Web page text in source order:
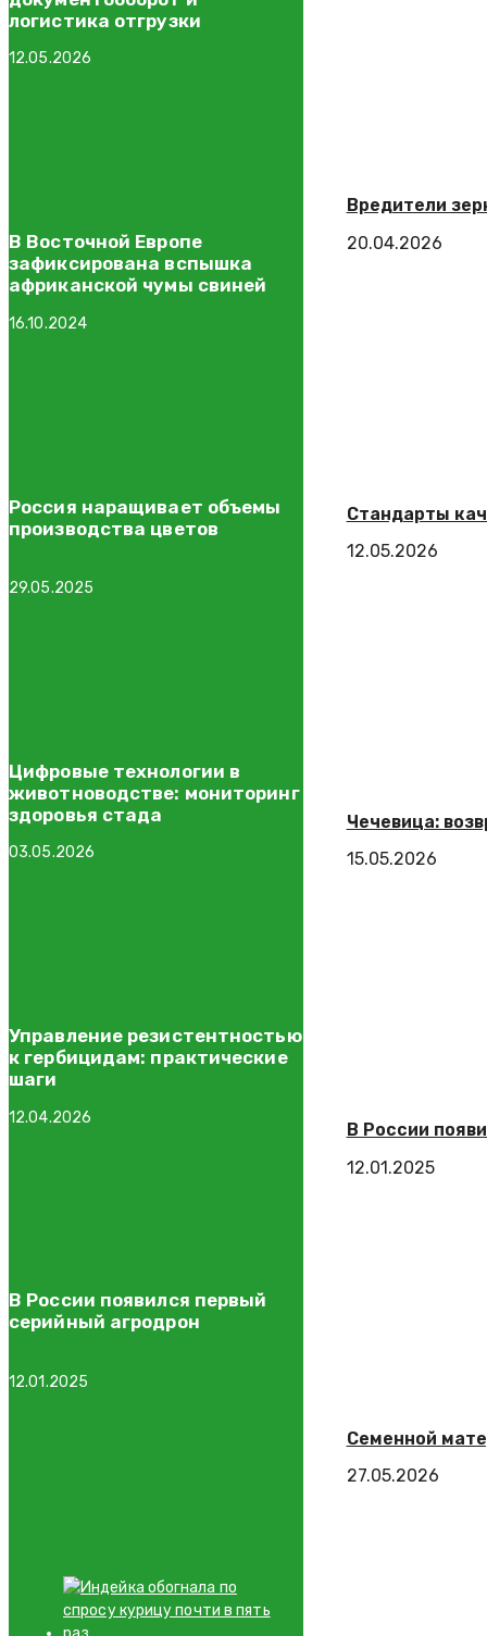
Вредители
20.04.2026
Стандарты
12.05.2026
Чечевица:
15.05.2026
В России
12.01.2025
Семенной
27.05.2026
логистика отгрузки
12.05.2026
В Восточной Европе
зафиксирована вспышка
африканской чумы свиней
16.10.2024
Россия наращивает объемы
производства цветов
29.05.2025
Цифровые технологии в
животноводстве: мониторинг
здоровья стада
03.05.2026
Управление резистентностью
к гербицидам: практические
шаги
12.04.2026
В России появился первый
серийный агродрон
12.01.2025